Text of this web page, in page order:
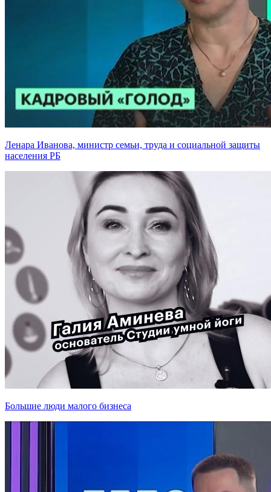
Ленара Иванова, министр семьи, труда и социальной защиты
населения РБ
Большие люди малого бизнеса